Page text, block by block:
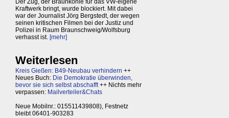
Der Zug, der Braunkohle für das VW-eigene
Kraftwerk bringt, wurde blockiert. Mit dabei
war der Journalist Jörg Bergstedt, der wegen
seinen kritischen Filmen bei der Justiz und
Polizei in Raum Braunschweig/Wolfsburg
verhasst ist. [mehr]
Weiterlesen
Kreis Gießen: B49-Neubau verhindern ++
Neues Buch: Die Demokratie überwinden,
bevor sie sich selbst abschafft++ Nichts mehr
verpassen: Mailverteiler&Chats
Neue Mobilnr.: 015511439808), Festnetz
bleibt 06401-903283